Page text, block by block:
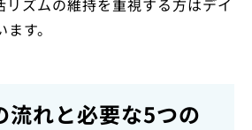
リズムの維持を重視する方はデイ
す。
流れと必要な5つの